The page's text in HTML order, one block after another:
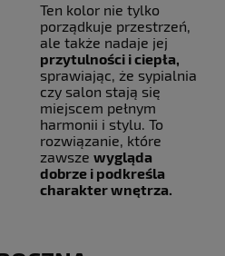
Ten kolor nie tylko
porządkuje przestrzeń,
ale także nadaje jej
przytulności i ciepła,
sprawiając, że sypialnia
czy salon stają się
miejscem pełnym
harmonii i stylu. To
rozwiązanie, które
zawsze wygląda
dobrze i podkreśla
charakter wnętrza.